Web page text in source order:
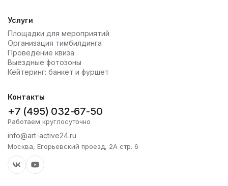
Услуги
Площадки для мероприятий
Организация тимбилдинга
Проведение квиза
Выездные фотозоны
Кейтеринг: банкет и фуршет
Контакты
+7 (495) 032-67-50
Работаем круглосуточно
info@art-active24.ru
Москва, Егорьевский проезд, 2А стр. 6